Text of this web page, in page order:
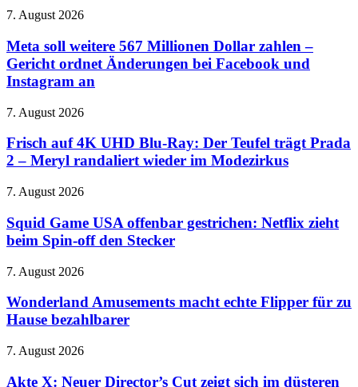
Amerika
fast
aus
Display
Meta
weitere
567
Millionen
Dollar
–
ordnet
Änderungen
Facebook
Instagram
an
7. August 2026
Meta soll weitere 567 Millionen Dollar zahlen –
Gericht ordnet Änderungen bei Facebook und
Instagram an
Frisch
4K
UHD
Blu-
Der
trägt
Prada
–
randaliert
wieder
im
7. August 2026
Frisch auf 4K UHD Blu-Ray: Der Teufel trägt Prada
2 – Meryl randaliert wieder im Modezirkus
Squid
USA
offenbar
gestrichen:
zieht
Spin-
off
Stecker
7. August 2026
Squid Game USA offenbar gestrichen: Netflix zieht
beim Spin-off den Stecker
Wonderland
macht
echte
Flipper
zu
7. August 2026
Wonderland Amusements macht echte Flipper für zu
Hause bezahlbarer
Akte
Neuer
7. August 2026
Akte X: Neuer Director’s Cut zeigt sich im düsteren